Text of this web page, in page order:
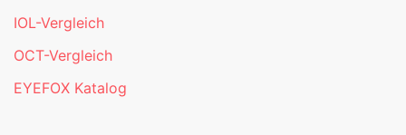
IOL-Vergleich
OCT-Vergleich
EYEFOX Katalog